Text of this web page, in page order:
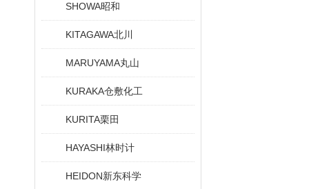
SHOWA昭和
KITAGAWA北川
MARUYAMA丸山
KURAKA仓敷化工
KURITA栗田
HAYASHI林时计
HEIDON新东科学